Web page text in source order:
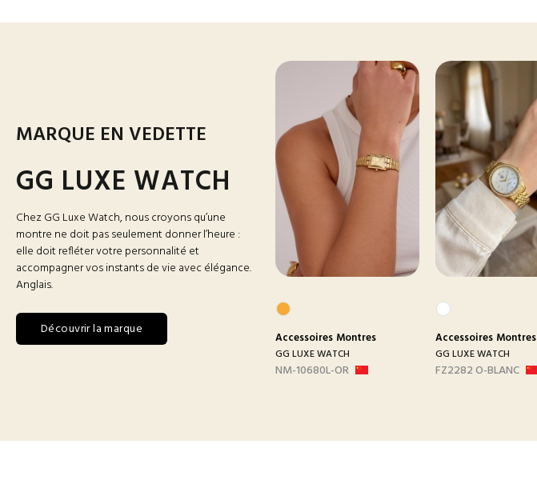
MARQUE EN VEDETTE
GG LUXE WATCH
Chez GG Luxe Watch, nous croyons qu’une
montre ne doit pas seulement donner l’heure :
elle doit refléter votre personnalité et
accompagner vos instants de vie avec élégance.
Anglais.
Découvrir la marque
Montres Accessoires Accessoires Montres
GG LUXE WATCH
NM-10680L-OR
Accessoires Montres
GG LUXE WATCH
FZ2282 O-BLANC